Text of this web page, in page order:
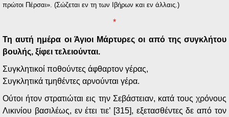
πρώτοι Πέρσαι». (Σώζεται εν τη των Ιβήρων και εν άλλαις.)
*
Τη αυτή ημέρα οι Άγιοι Μάρτυρες οι από της συγκλήτου
βουλής, ξίφει τελειούνται.
Συγκλητικοί ποθούντες άφθαρτον γέρας,
Συγκλητικά τμηθέντες αρνούνται γέρα.
Ούτοι ήτον στρατιώται εις την Σεβάστειαν, κατά τους χρόνους
Λικινίου βασιλέως, εν έτει τιε’ [315], εξετασθέντες δε από τον